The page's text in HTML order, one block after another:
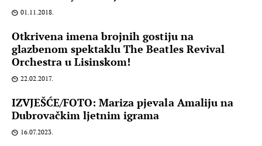
01.11.2018.
Otkrivena imena brojnih gostiju na
glazbenom spektaklu The Beatles Revival
Orchestra u Lisinskom!
22.02.2017.
IZVJEŠĆE/FOTO: Mariza pjevala Amaliju na
Dubrovačkim ljetnim igrama
16.07.2023.